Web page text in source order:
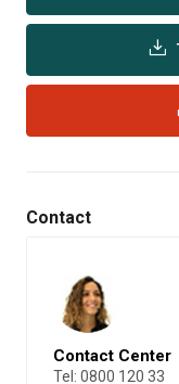
Contact
Contact Center
Tel: 0800 120 33